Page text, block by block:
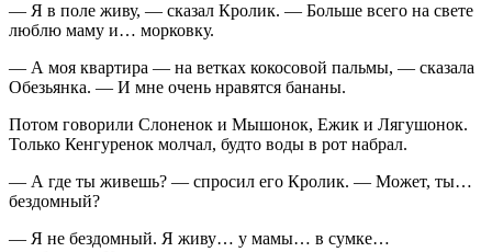
— Я в поле живу, — сказал Кролик. — Больше всего на свете
люблю маму и… морковку.
— А моя квартира — на ветках кокосовой пальмы, — сказала
Обезьянка. — И мне очень нравятся бананы.
Потом говорили Слоненок и Мышонок, Ежик и Лягушонок.
Только Кенгуренок молчал, будто воды в рот набрал.
— А где ты живешь? — спросил его Кролик. — Может, ты…
бездомный?
— Я не бездомный. Я живу… у мамы… в сумке…